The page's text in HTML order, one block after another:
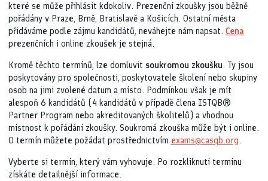
které se může přihlásit kdokoliv. Prezenční zkoušky jsou běžně
pořádány v Praze, Brně, Bratislavě a Košicích. Ostatní města
přidáváme podle zájmu kandidátů, neváhejte nám napsat. Cena
prezenčních i online zkoušek je stejná.
Kromě těchto termínů, lze domluvit soukromou zkoušku. Ty jsou
poskytovány pro společnosti, poskytovatele školení nebo skupiny
osob na jimi zvolené datum a místo. Podmínkou však je mít
alespoň 6 kandidátů (4 kandidátů v případě člena ISTQB®
Partner Program nebo akreditovaných školitelů) a vhodnou
místnost k pořádání zkoušky. Soukromá zkouška může být i online.
O termín můžete požádat prostřednictvím exams@casqb.org.
Vyberte si termín, který vám vyhovuje. Po rozkliknutí termínu
získáte detailnější informace.